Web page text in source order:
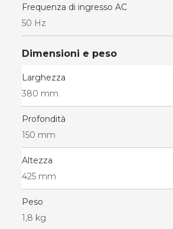
Frequenza di ingresso AC
50 Hz
Dimensioni e peso
Larghezza
380 mm
Profondità
150 mm
Altezza
425 mm
Peso
1,8 kg